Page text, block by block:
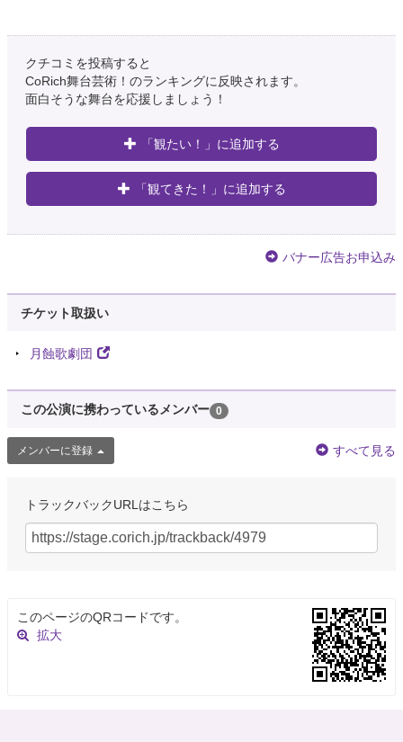
クチコミを投稿すると
CoRich舞台芸術！のランキングに反映されます。
面白そうな舞台を応援しましょう！
「観たい！」に追加する
「観てきた！」に追加する
バナー広告お申込み
チケット取扱い
月蝕歌劇団
この公演に携わっているメンバー 0
メンバーに登録 すべて見る
トラックバックURLはこちら
このページのQRコードです。
拡大